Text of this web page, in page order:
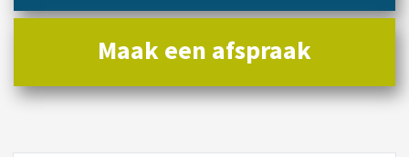
Maak een afspraak